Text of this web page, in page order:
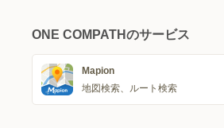
ONE COMPATHのサービス
Mapion
地図検索、ルート検索